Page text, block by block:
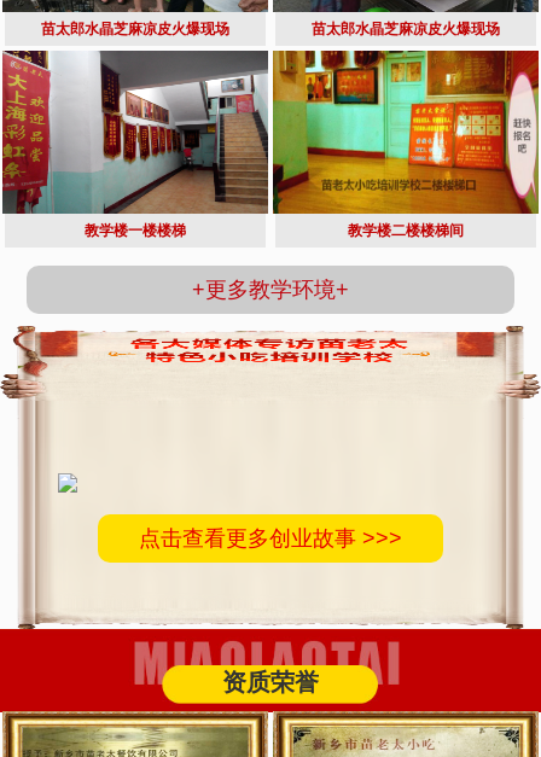
苗太郎水晶芝麻凉皮火爆现场 苗太郎水晶芝麻凉皮火爆现场
教学楼一楼楼梯 教学楼二楼楼梯间
+更多教学环境+
点击查看更多创业故事 >>>
资质荣誉